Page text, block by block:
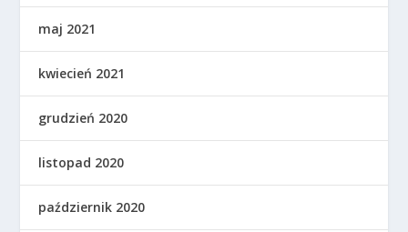
maj 2021
kwiecień 2021
grudzień 2020
listopad 2020
październik 2020